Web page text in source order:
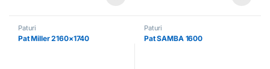
Paturi
Pat Miller 2160×1740
Paturi
Pat SAMBA 1600